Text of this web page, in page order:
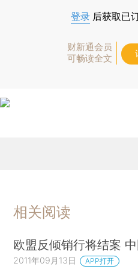
登录 后获取已
财新通会员
可畅读全文
相关阅读
欧盟反倾销行将结案
2011年09月13日 APP打开